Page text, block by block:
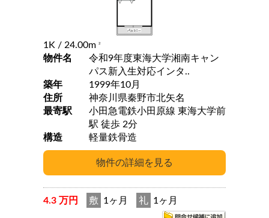
1K / 24.00m 2
物件名
令和9年度東海大学湘南キャン
パス新入生対応インタ..
築年
1999年10月
住所
神奈川県秦野市北矢名
最寄駅
小田急電鉄小田原線 東海大学前
駅 徒歩 2分
構造
軽量鉄骨造
4.3 万円 敷 1ヶ月 礼 1ヶ月